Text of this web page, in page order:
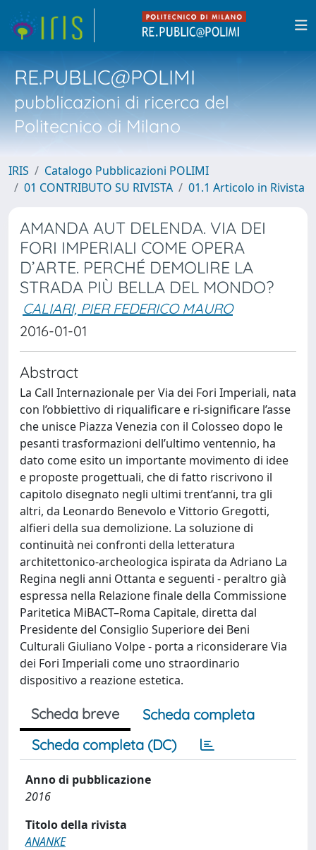
RE.PUBLIC@POLIMI
pubblicazioni di ricerca del
Politecnico di Milano
IRIS
Catalogo Pubblicazioni POLIMI
01 CONTRIBUTO SU RIVISTA
01.1 Articolo in Rivista
AMANDA AUT DELENDA. VIA DEI
FORI IMPERIALI COME OPERA
D’ARTE. PERCHÉ DEMOLIRE LA
STRADA PIÙ BELLA DEL MONDO?
CALIARI, PIER FEDERICO MAURO
2016-01-01
Abstract
La Call Internazionale per Via dei Fori Imperiali, nata
con l’obbiettivo di riqualificare e ri-significare l’asse
che unisce Piazza Venezia con il Colosseo dopo le
pesanti trasformazioni dell’ultimo ventennio, ha
dato come esito un importante movimento di idee
e proposte progettuali, che di fatto riscrivono il
capitolo disegnato negli ultimi trent’anni, tra gli
altri, da Leonardo Benevolo e Vittorio Gregotti,
alfieri della sua demolizione. La soluzione di
continuità nei confronti della letteratura
architettonico-archeologica ispirata da Adriano La
Regina negli anni Ottanta e seguenti - peraltro già
espressa nella Relazione finale della Commissione
Paritetica MiBACT–Roma Capitale, diretta dal
Presidente del Consiglio Superiore dei Beni
Culturali Giuliano Volpe - porta a riconsiderare Via
dei Fori Imperiali come uno straordinario
dispositivo a reazione estetica.
Scheda breve
Scheda completa
Scheda completa (DC)
Anno di pubblicazione
2016
Titolo della rivista
ANANKE